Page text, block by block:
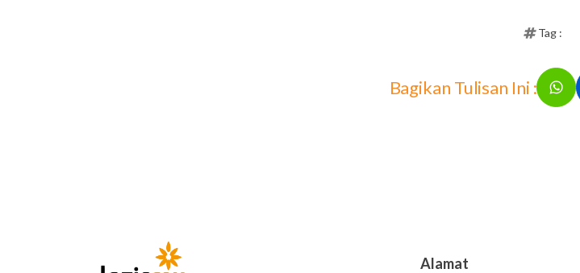
Tag :
Bagikan Tulisan Ini :
Alamat